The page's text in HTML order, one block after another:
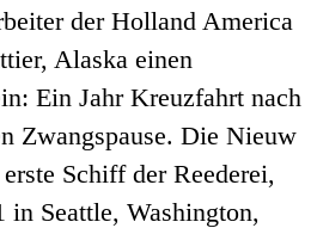
der Holland America
Alaska einen
Ein Jahr Kreuzfahrt nach
Zwangspause. Die Nieuw
Schiff der Reederei,
in Seattle, Washington,